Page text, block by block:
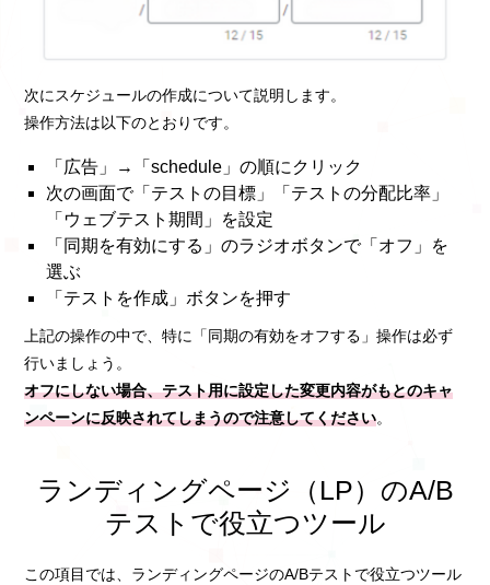
次にスケジュールの作成について説明します。
操作方法は以下のとおりです。
「広告」→「schedule」の順にクリック
次の画面で「テストの目標」「テストの分配比率」
「ウェブテスト期間」を設定
「同期を有効にする」のラジオボタンで「オフ」を
選ぶ
「テストを作成」ボタンを押す
上記の操作の中で、特に「同期の有効をオフする」操作は必ず
行いましょう。
オフにしない場合、テスト用に設定した変更内容がもとのキャ
ンペーンに反映されてしまうので注意してください。
ランディングページ（LP）のA/B
テストで役立つツール
この項目では、ランディングページのA/Bテストで役立つツール